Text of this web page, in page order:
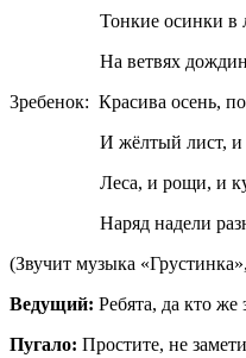
Тонкие осинки в
На ветвях дождинки
3ребенок: Красива осень,
И жёлтый лист, и
Леса, и рощи, и
Наряд надели
(Звучит музыка
Ведущий: Ребята, да кто
Пугало: Простите, не